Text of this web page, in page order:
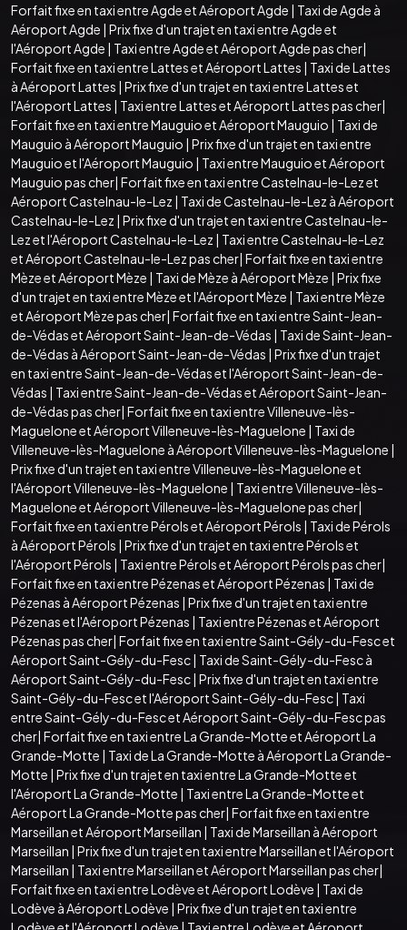
Forfait fixe en taxi entre Agde et Aéroport Agde | Taxi de Agde à
Aéroport Agde | Prix fixe d'un trajet en taxi entre Agde et
l'Aéroport Agde | Taxi entre Agde et Aéroport Agde pas cher|
Forfait fixe en taxi entre Lattes et Aéroport Lattes | Taxi de Lattes
à Aéroport Lattes | Prix fixe d'un trajet en taxi entre Lattes et
l'Aéroport Lattes | Taxi entre Lattes et Aéroport Lattes pas cher|
Forfait fixe en taxi entre Mauguio et Aéroport Mauguio | Taxi de
Mauguio à Aéroport Mauguio | Prix fixe d'un trajet en taxi entre
Mauguio et l'Aéroport Mauguio | Taxi entre Mauguio et Aéroport
Mauguio pas cher| Forfait fixe en taxi entre Castelnau-le-Lez et
Aéroport Castelnau-le-Lez | Taxi de Castelnau-le-Lez à Aéroport
Castelnau-le-Lez | Prix fixe d'un trajet en taxi entre Castelnau-le-
Lez et l'Aéroport Castelnau-le-Lez | Taxi entre Castelnau-le-Lez
et Aéroport Castelnau-le-Lez pas cher| Forfait fixe en taxi entre
Mèze et Aéroport Mèze | Taxi de Mèze à Aéroport Mèze | Prix fixe
d'un trajet en taxi entre Mèze et l'Aéroport Mèze | Taxi entre Mèze
et Aéroport Mèze pas cher| Forfait fixe en taxi entre Saint-Jean-
de-Védas et Aéroport Saint-Jean-de-Védas | Taxi de Saint-Jean-
de-Védas à Aéroport Saint-Jean-de-Védas | Prix fixe d'un trajet
en taxi entre Saint-Jean-de-Védas et l'Aéroport Saint-Jean-de-
Védas | Taxi entre Saint-Jean-de-Védas et Aéroport Saint-Jean-
de-Védas pas cher| Forfait fixe en taxi entre Villeneuve-lès-
Maguelone et Aéroport Villeneuve-lès-Maguelone | Taxi de
Villeneuve-lès-Maguelone à Aéroport Villeneuve-lès-Maguelone |
Prix fixe d'un trajet en taxi entre Villeneuve-lès-Maguelone et
l'Aéroport Villeneuve-lès-Maguelone | Taxi entre Villeneuve-lès-
Maguelone et Aéroport Villeneuve-lès-Maguelone pas cher|
Forfait fixe en taxi entre Pérols et Aéroport Pérols | Taxi de Pérols
à Aéroport Pérols | Prix fixe d'un trajet en taxi entre Pérols et
l'Aéroport Pérols | Taxi entre Pérols et Aéroport Pérols pas cher|
Forfait fixe en taxi entre Pézenas et Aéroport Pézenas | Taxi de
Pézenas à Aéroport Pézenas | Prix fixe d'un trajet en taxi entre
Pézenas et l'Aéroport Pézenas | Taxi entre Pézenas et Aéroport
Pézenas pas cher| Forfait fixe en taxi entre Saint-Gély-du-Fesc et
Aéroport Saint-Gély-du-Fesc| Taxi de Saint-Gély-du-Fesc à
Aéroport Saint-Gély-du-Fesc| Prix fixe d'un trajet en taxi entre
Saint-Gély-du-Fesc et l'Aéroport Saint-Gély-du-Fesc| Taxi
entre Saint-Gély-du-Fesc et Aéroport Saint-Gély-du-Fesc pas
cher| Forfait fixe en taxi entre La Grande-Motte et Aéroport La
Grande-Motte | Taxi de La Grande-Motte à Aéroport La Grande-
Motte | Prix fixe d'un trajet en taxi entre La Grande-Motte et
l'Aéroport La Grande-Motte | Taxi entre La Grande-Motte et
Aéroport La Grande-Motte pas cher| Forfait fixe en taxi entre
Marseillan et Aéroport Marseillan | Taxi de Marseillan à Aéroport
Marseillan | Prix fixe d'un trajet en taxi entre Marseillan et l'Aéroport
Marseillan | Taxi entre Marseillan et Aéroport Marseillan pas cher|
Forfait fixe en taxi entre Lodève et Aéroport Lodève | Taxi de
Lodève à Aéroport Lodève | Prix fixe d'un trajet en taxi entre